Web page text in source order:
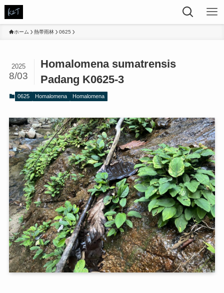
ホーム 熱帯雨林 0625
Homalomena sumatrensis
Padang K0625-3
2025
8/03
0625 Homalomena Homalomena